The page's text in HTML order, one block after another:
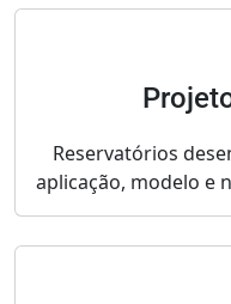
Reservatórios
aplicação, modelo e